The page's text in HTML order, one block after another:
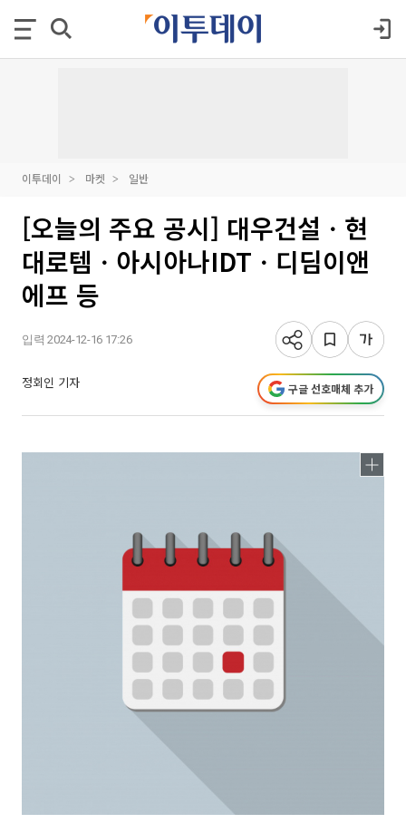
이투데이 마켓 일반
[오늘의 주요 공시] 대우건설ㆍ현
대로템ㆍ아시아나IDTㆍ디딤이앤
에프 등
입력 2024-12-16 17:26
정회인 기자 구글 선호매체 추가